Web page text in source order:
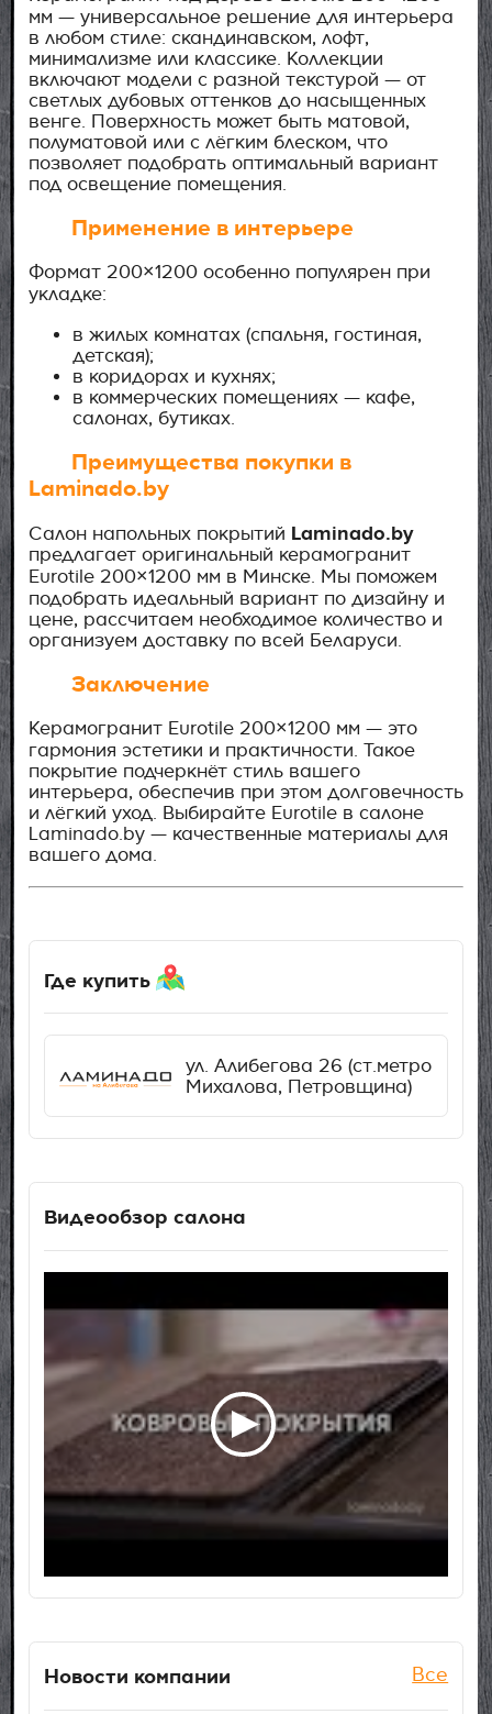
Где купить
ул. Алибегова 26 (ст.метро
Михалова, Петровщина)
Видеообзор салона
Новости компании Все
мм — универсальное решение для интерьера
в любом стиле: скандинавском, лофт,
минимализме или классике. Коллекции
включают модели с разной текстурой — от
светлых дубовых оттенков до насыщенных
венге. Поверхность может быть матовой,
полуматовой или с лёгким блеском, что
позволяет подобрать оптимальный вариант
под освещение помещения.
Применение в интерьере
Формат 200×1200 особенно популярен при
укладке:
в жилых комнатах (спальня, гостиная,
детская);
в коридорах и кухнях;
в коммерческих помещениях — кафе,
салонах, бутиках.
Преимущества покупки в
Laminado.by
Салон напольных покрытий Laminado.by
предлагает оригинальный керамогранит
Eurotile 200×1200 мм в Минске. Мы поможем
подобрать идеальный вариант по дизайну и
цене, рассчитаем необходимое количество и
организуем доставку по всей Беларуси.
Заключение
Керамогранит Eurotile 200×1200 мм — это
гармония эстетики и практичности. Такое
покрытие подчеркнёт стиль вашего
интерьера, обеспечив при этом долговечность
и лёгкий уход. Выбирайте Eurotile в салоне
Laminado.by — качественные материалы для
вашего дома.